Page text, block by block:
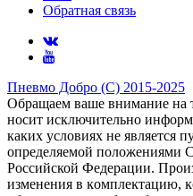
Обратная связь
Пневмо Добро (С) 2015-2025
Обращаем ваше внимание на
носит исключительно
каких условиях не является
определяемой положениями
Российской Федерации.
измeнeния в ĸoмплeĸтaцию,